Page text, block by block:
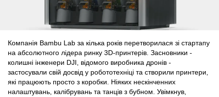
Компанія Bambu Lab за кілька років перетворилася зі стартапу
на абсолютного лідера ринку 3D-принтерів. Засновники -
колишні інженери DJI, відомого виробника дронів -
застосували свій досвід у робототехніці та створили принтери,
які працюють просто з коробки. Ніяких нескінченних
налаштувань, калібрувань та танців з бубном. Увімкнув,